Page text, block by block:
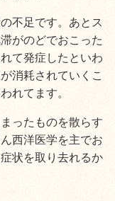
不足です。あとス
がのどでおこった
て発症したといわ
消耗されていくこ
れてます。
ったものを散らす
西洋医学を主でお
状を取り去れるか